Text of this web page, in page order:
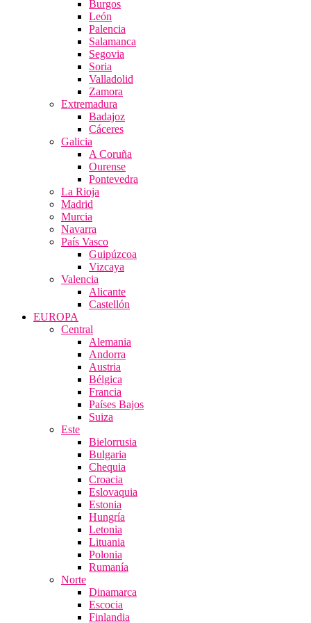
Burgos
León
Palencia
Salamanca
Segovia
Soria
Valladolid
Zamora
Extremadura
Badajoz
Cáceres
Galicia
A Coruña
Ourense
Pontevedra
La Rioja
Madrid
Murcia
Navarra
País Vasco
Guipúzcoa
Vizcaya
Valencia
Alicante
Castellón
EUROPA
Central
Alemania
Andorra
Austria
Bélgica
Francia
Países Bajos
Suiza
Este
Bielorrusia
Bulgaria
Chequia
Croacia
Eslovaquia
Estonia
Hungría
Letonia
Lituania
Polonia
Rumanía
Norte
Dinamarca
Escocia
Finlandia